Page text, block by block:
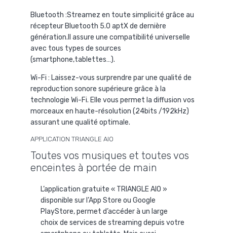
Bluetooth :Streamez en toute simplicité grâce au
récepteur Bluetooth 5.0 aptX de dernière
génération.Il assure une compatibilité universelle
avec tous types de sources
(smartphone,tablettes…).
Wi-Fi : Laissez-vous surprendre par une qualité de
reproduction sonore supérieure grâce à la
technologie Wi-Fi. Elle vous permet la diffusion vos
morceaux en haute-résolution (24bits /192kHz)
assurant une qualité optimale.
APPLICATION TRIANGLE AIO
Toutes vos musiques et toutes vos
enceintes à portée de main
L’application gratuite « TRIANGLE AIO »
disponible sur l’App Store ou Google
PlayStore, permet d’accéder à un large
choix de services de streaming depuis votre